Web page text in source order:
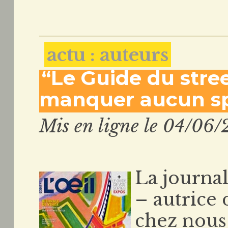
actu : auteurs
“Le Guide du
manquer aucun
Mis en ligne le 04/06/
La
– autrice
chez